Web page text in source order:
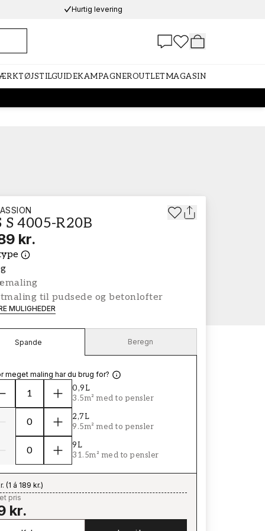
Hurtig levering
STILGUIDEKAMPAGNEROUTLETMAGASIN
S 4005-R20B
kr.
til pudsede og betonlofter
MULIGHEDER
Spande Beregn
meget maling har du brug for?
0,9L
3.5m² med to pensler
2,7L
9.5m² med to pensler
9L
31.5m² med to pensler
(1 á 189 kr.)
pris
kr.